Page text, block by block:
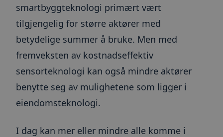
smartbyggteknologi primært vært
tilgjengelig for større aktører med
betydelige summer å bruke. Men med
fremveksten av kostnadseffektiv
sensorteknologi kan også mindre aktører
benytte seg av mulighetene som ligger i
eiendomsteknologi.
I dag kan mer eller mindre alle komme i